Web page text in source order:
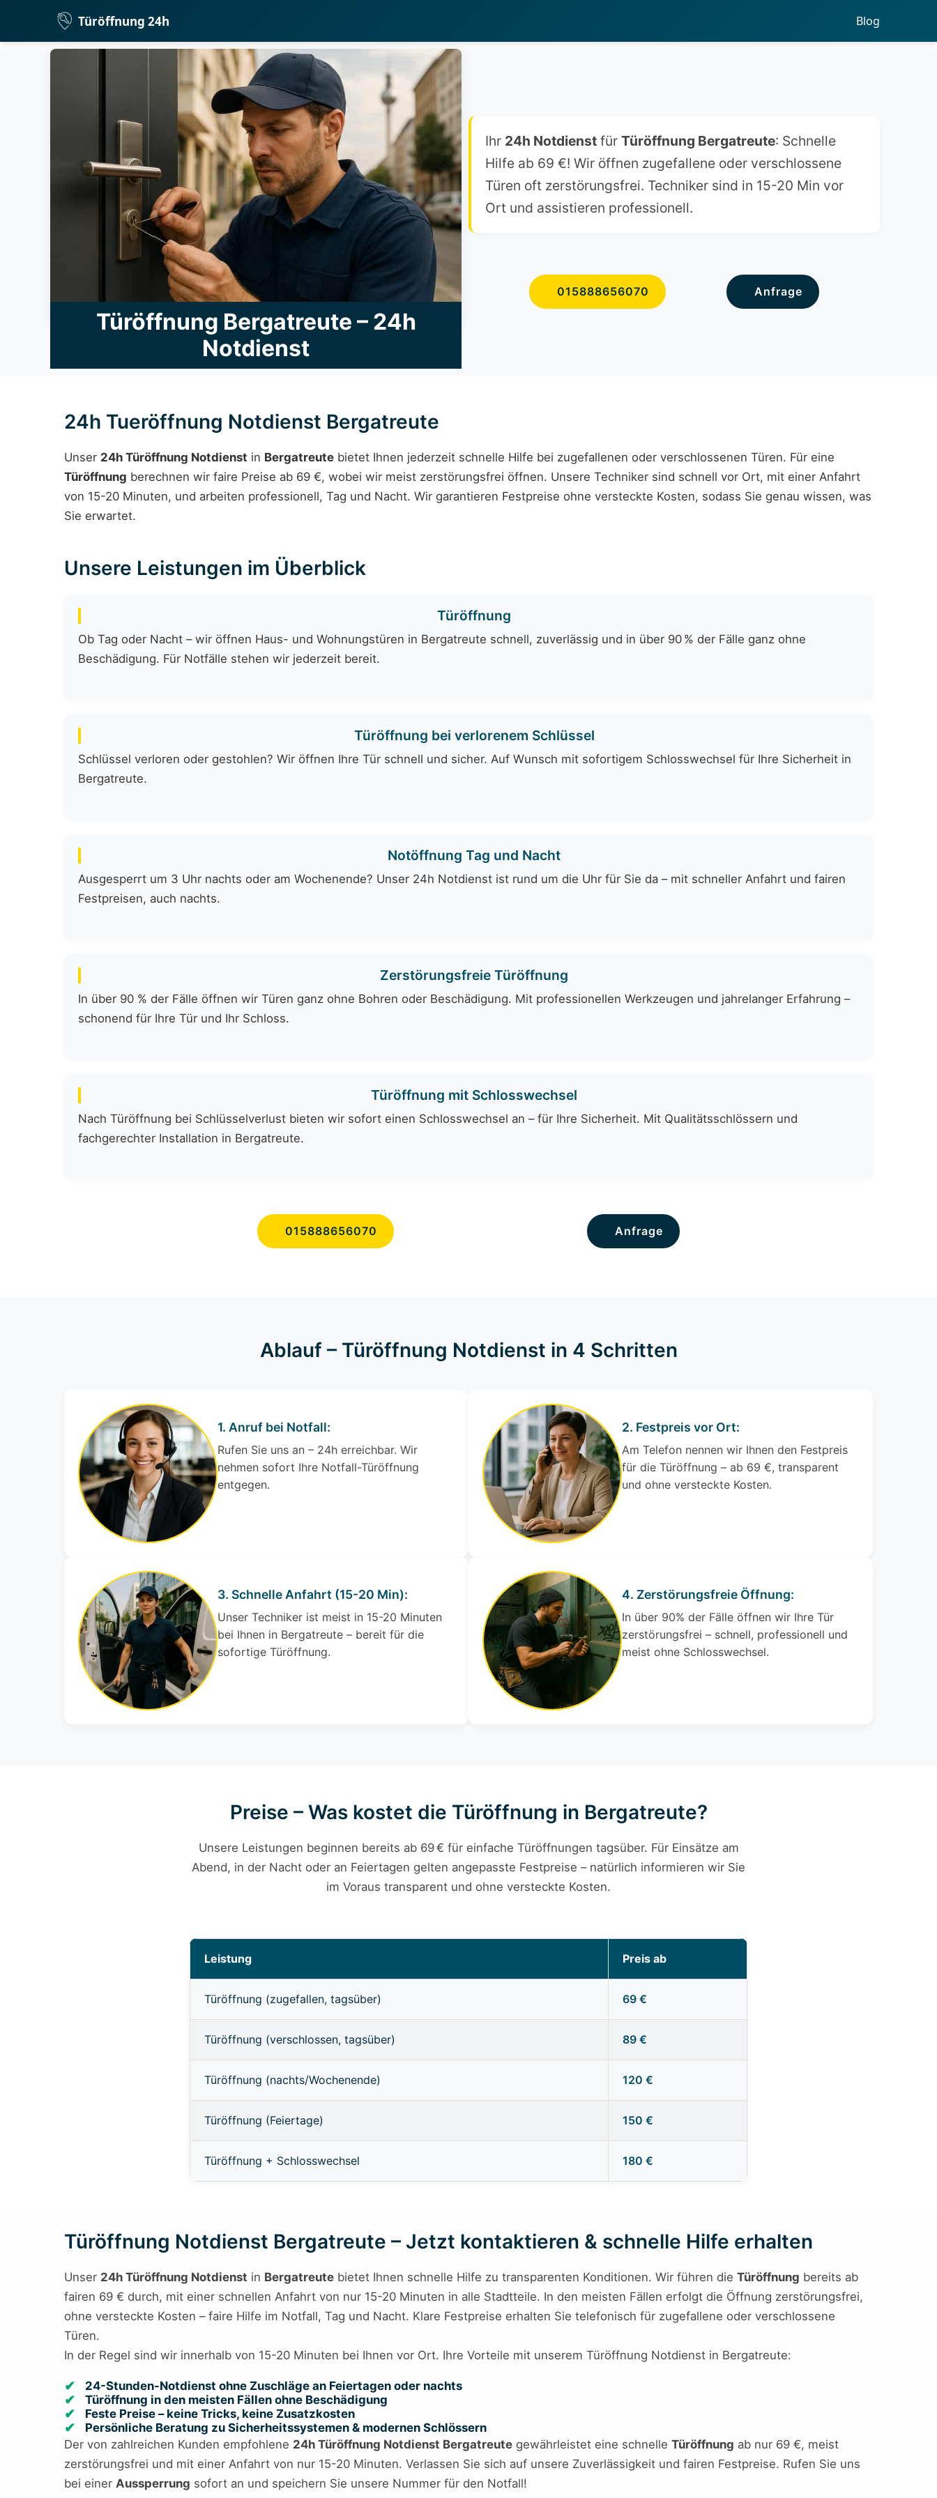
Türöffnung 24h Blog
Türöffnung Bergatreute – 24h
Notdienst
Ihr 24h Notdienst für Türöffnung Bergatreute: Schnelle
Hilfe ab 69 €! Wir öffnen zugefallene oder verschlossene
Türen oft zerstörungsfrei. Techniker sind in 15-20 Min vor
Ort und assistieren professionell.
015888656070 Anfrage
24h Tueröffnung Notdienst Bergatreute
Unser 24h Türöffnung Notdienst in Bergatreute bietet Ihnen jederzeit schnelle Hilfe bei zugefallenen oder verschlossenen Türen. Für eine
Türöffnung berechnen wir faire Preise ab 69 €, wobei wir meist zerstörungsfrei öffnen. Unsere Techniker sind schnell vor Ort, mit einer Anfahrt
von 15-20 Minuten, und arbeiten professionell, Tag und Nacht. Wir garantieren Festpreise ohne versteckte Kosten, sodass Sie genau wissen, was
Sie erwartet.
Unsere Leistungen im Überblick
Türöffnung
Ob Tag oder Nacht – wir öffnen Haus- und Wohnungstüren in Bergatreute schnell, zuverlässig und in über 90 % der Fälle ganz ohne
Beschädigung. Für Notfälle stehen wir jederzeit bereit.
Türöffnung bei verlorenem Schlüssel
Schlüssel verloren oder gestohlen? Wir öffnen Ihre Tür schnell und sicher. Auf Wunsch mit sofortigem Schlosswechsel für Ihre Sicherheit in
Bergatreute.
Notöffnung Tag und Nacht
Ausgesperrt um 3 Uhr nachts oder am Wochenende? Unser 24h Notdienst ist rund um die Uhr für Sie da – mit schneller Anfahrt und fairen
Festpreisen, auch nachts.
Zerstörungsfreie Türöffnung
In über 90 % der Fälle öffnen wir Türen ganz ohne Bohren oder Beschädigung. Mit professionellen Werkzeugen und jahrelanger Erfahrung –
schonend für Ihre Tür und Ihr Schloss.
Türöffnung mit Schlosswechsel
Nach Türöffnung bei Schlüsselverlust bieten wir sofort einen Schlosswechsel an – für Ihre Sicherheit. Mit Qualitätsschlössern und
fachgerechter Installation in Bergatreute.
015888656070 Anfrage
Ablauf – Türöffnung Notdienst in 4 Schritten
1. Anruf bei Notfall:
Rufen Sie uns an – 24h erreichbar. Wir
nehmen sofort Ihre Notfall-Türöffnung
entgegen.
2. Festpreis vor Ort:
Am Telefon nennen wir Ihnen den Festpreis
für die Türöffnung – ab 69 €, transparent
und ohne versteckte Kosten.
3. Schnelle Anfahrt (15-20 Min):
Unser Techniker ist meist in 15-20 Minuten
bei Ihnen in Bergatreute – bereit für die
sofortige Türöffnung.
4. Zerstörungsfreie Öffnung:
In über 90% der Fälle öffnen wir Ihre Tür
zerstörungsfrei – schnell, professionell und
meist ohne Schlosswechsel.
Preise – Was kostet die Türöffnung in Bergatreute?
Unsere Leistungen beginnen bereits ab 69 € für einfache Türöffnungen tagsüber. Für Einsätze am
Abend, in der Nacht oder an Feiertagen gelten angepasste Festpreise – natürlich informieren wir Sie
im Voraus transparent und ohne versteckte Kosten.
Leistung Preis ab
Türöffnung (zugefallen, tagsüber) 69 €
Türöffnung (verschlossen, tagsüber) 89 €
Türöffnung (nachts/Wochenende) 120 €
Türöffnung (Feiertage) 150 €
Türöffnung + Schlosswechsel 180 €
Türöffnung Notdienst Bergatreute – Jetzt kontaktieren & schnelle Hilfe erhalten
Unser 24h Türöffnung Notdienst in Bergatreute bietet Ihnen schnelle Hilfe zu transparenten Konditionen. Wir führen die Türöffnung bereits ab
fairen 69 € durch, mit einer schnellen Anfahrt von nur 15-20 Minuten in alle Stadtteile. In den meisten Fällen erfolgt die Öffnung zerstörungsfrei,
ohne versteckte Kosten – faire Hilfe im Notfall, Tag und Nacht. Klare Festpreise erhalten Sie telefonisch für zugefallene oder verschlossene
Türen.
In der Regel sind wir innerhalb von 15-20 Minuten bei Ihnen vor Ort. Ihre Vorteile mit unserem Türöffnung Notdienst in Bergatreute:
24-Stunden-Notdienst ohne Zuschläge an Feiertagen oder nachts
Türöffnung in den meisten Fällen ohne Beschädigung
Feste Preise – keine Tricks, keine Zusatzkosten
Persönliche Beratung zu Sicherheitssystemen & modernen Schlössern
Der von zahlreichen Kunden empfohlene 24h Türöffnung Notdienst Bergatreute gewährleistet eine schnelle Türöffnung ab nur 69 €, meist
zerstörungsfrei und mit einer Anfahrt von nur 15-20 Minuten. Verlassen Sie sich auf unsere Zuverlässigkeit und fairen Festpreise. Rufen Sie uns
bei einer Aussperrung sofort an und speichern Sie unsere Nummer für den Notfall!